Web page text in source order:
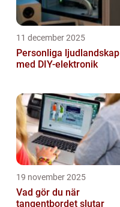
11 december 2025
Personliga ljudlandskap
med DIY-elektronik
19 november 2025
Vad gör du när
tangentbordet slutar